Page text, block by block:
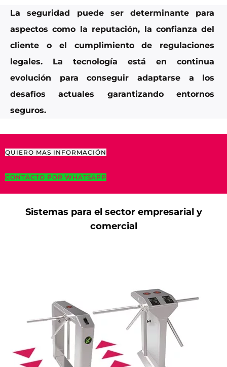
La seguridad puede ser determinante para
aspectos como la reputación, la confianza del
cliente o el cumplimiento de regulaciones
legales. La tecnología está en continua
evolución para conseguir adaptarse a los
desafíos actuales garantizando entornos
seguros.
QUIERO MAS INFORMACIÓN
CONTACTO POR WHATSAPP
Sistemas para el sector empresarial y
comercial